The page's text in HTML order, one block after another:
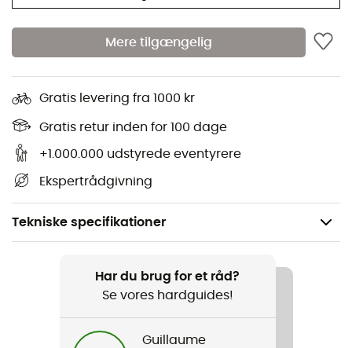
Mere tilgængelig
Gratis levering fra 1000 kr
Gratis retur inden for 100 dage
+1.000.000 udstyrede eventyrere
Ekspertrådgivning
Tekniske specifikationer
Har du brug for et råd?
Se vores hardguides!
Guillaume